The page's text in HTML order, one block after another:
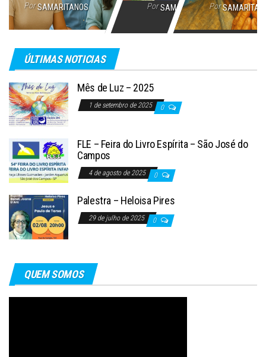
Por SAMARITANOS Por SAMARITANOSPor
ÚLTIMAS NOTICIAS
Mês de Luz – 2025
1 de setembro de 2025 0
FLE – Feira do Livro Espírita – São José do
Campos
4 de agosto de 2025 0
Palestra – Heloisa Pires
29 de julho de 2025 0
QUEM SOMOS